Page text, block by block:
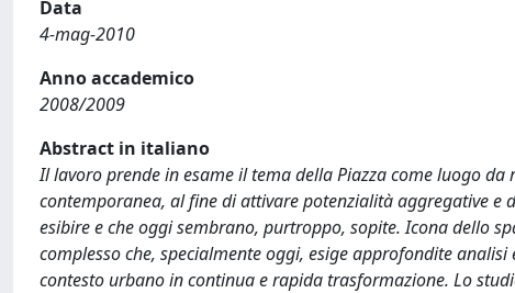
Data
4-mag-2010
Anno accademico
2008/2009
Abstract in italiano
Il lavoro prende in esame il tema della Piazza come luogo
contemporanea, al fine di attivare potenzialità aggregative
esibire e che oggi sembrano, purtroppo, sopite. Icona dello
complesso che, specialmente oggi, esige approfondite
contesto urbano in continua e rapida trasformazione. Lo